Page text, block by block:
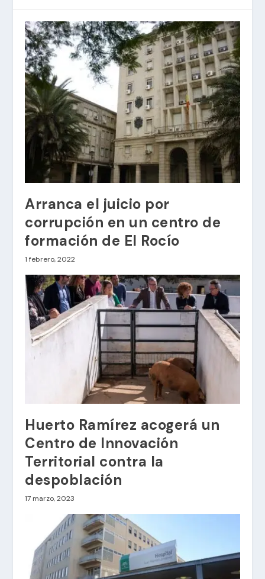
Arranca el juicio por
corrupción en un centro de
formación de El Rocío
1 febrero, 2022
Huerto Ramírez acogerá un
Centro de Innovación
Territorial contra la
despoblación
17 marzo, 2023